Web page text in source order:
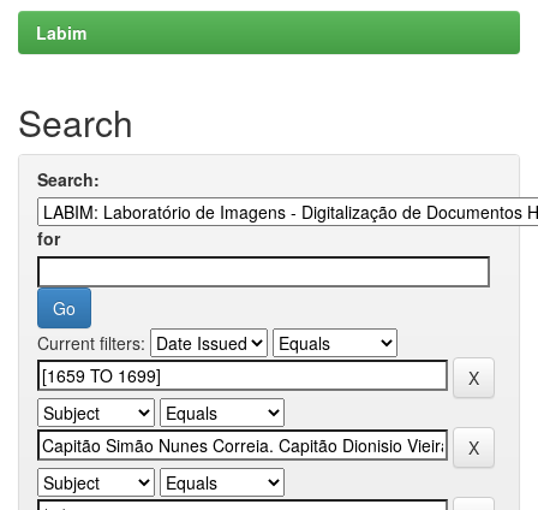
Labim
Search
Search:
for
Current filters: